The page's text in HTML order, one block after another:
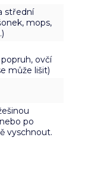
střední
mops,
ovčí
může lišit)
po
vyschnout.